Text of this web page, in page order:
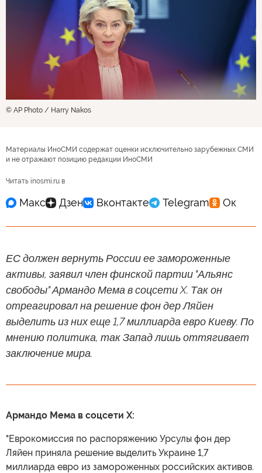
© AP Photo / Harry Nakos
Материалы ИноСМИ содержат оценки исключительно зарубежных СМИ
и не отражают позицию редакции ИноСМИ
Читать inosmi.ru в
ЕС должен вернуть России ее замороженные
активы, заявил член финской партии "Альянс
свободы" Армандо Мема в соцсети X. Так он
отреагировал на решение фон дер Ляйен
выделить из них еще 1,7 миллиарда евро Киеву. По
мнению политика, так Запад лишь оттягивает
заключение мира.
Армандо Мема в соцсети X:
"Еврокомиссия по распоряжению Урсулы фон дер
Ляйен приняла решение выделить Украине 1,7
миллиарда евро из замороженных российских активов.